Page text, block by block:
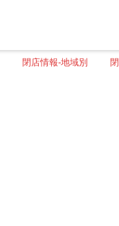
閉店情報-地域別